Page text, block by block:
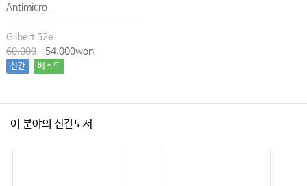
Antimicro...
Gilbert 52e
60,000
54,000won
신간 베스트
이 분야의 신간도서